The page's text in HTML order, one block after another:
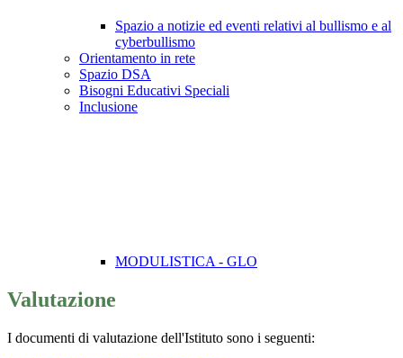
Spazio a notizie ed eventi relativi al bullismo e al
cyberbullismo
Orientamento in rete
Spazio DSA
Bisogni Educativi Speciali
Inclusione
MODULISTICA - GLO
Valutazione
I documenti di valutazione dell'Istituto sono i seguenti: